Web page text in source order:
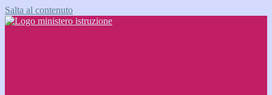
Salta al contenuto